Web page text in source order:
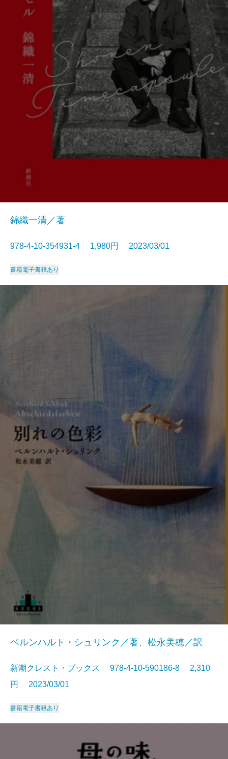
錦織一清／著
978-4-10-354931-4 1,980円 2023/03/01
書籍電子書籍あり
ベルンハルト・シュリンク／著、松永美穂／訳
新潮クレスト・ブックス 978-4-10-590186-8 2,310
円 2023/03/01
書籍電子書籍あり